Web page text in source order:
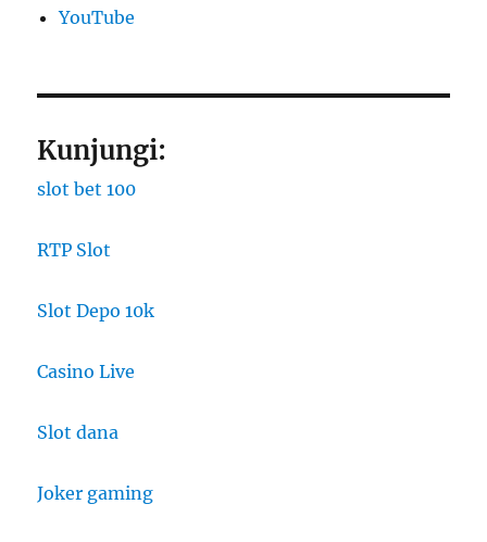
YouTube
Kunjungi:
slot bet 100
RTP Slot
Slot Depo 10k
Casino Live
Slot dana
Joker gaming